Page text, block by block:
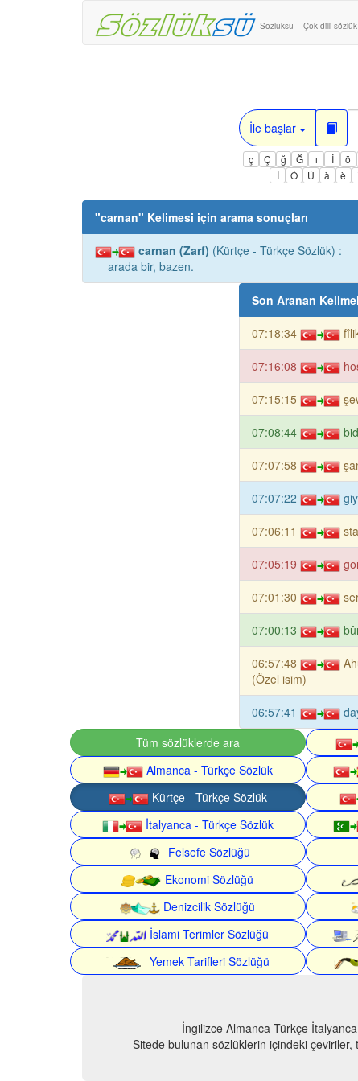
Sozluksu – Çok dilli sözlük
İle başlar
ç Ç ğ Ğ ı İ ö
Í
Ó Ú à è
"carnan" Kelimesi için arama sonuçları
carnan (Zarf) (Kürtçe - Türkçe Sözlük) :
arada bir, bazen.
Son Aranan
07:18:34
07:16:08
07:15:15
07:08:44
07:07:58
07:07:22
07:06:11
07:05:19
07:01:30
07:00:13
06:57:48
(Özel isim)
06:57:41
Tüm sözlüklerde ara
Almanca - Türkçe Sözlük
Kürtçe - Türkçe Sözlük
İtalyanca - Türkçe Sözlük
Felsefe Sözlüğü
Ekonomi Sözlüğü
Denizcilik Sözlüğü
İslami Terimler Sözlüğü
Yemek Tarifleri Sözlüğü
İngilizce Almanca Türkçe
Sitede bulunan sözlüklerin içindeki çeviriler,